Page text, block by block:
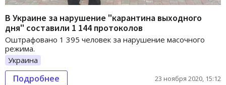
В Украине за нарушение "карантина выходного
дня" составили 1 144 протоколов
Оштрафовано 1 395 человек за нарушение масочного
режима.
Украина
Подробнее 23 ноября 2020, 15:12